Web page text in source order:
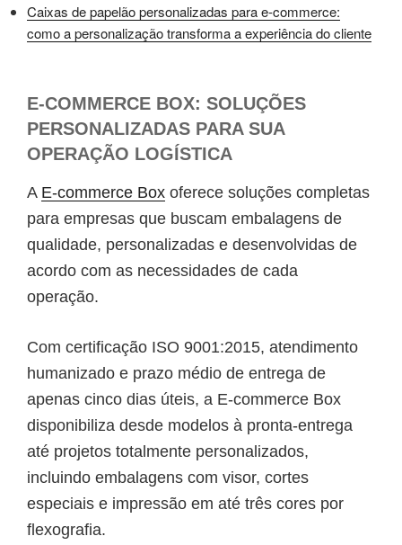
Caixas de papelão personalizadas para e-commerce:
como a personalização transforma a experiência do cliente
E-COMMERCE BOX: SOLUÇÕES
PERSONALIZADAS PARA SUA
OPERAÇÃO LOGÍSTICA
A E-commerce Box oferece soluções completas
para empresas que buscam embalagens de
qualidade, personalizadas e desenvolvidas de
acordo com as necessidades de cada
operação.
Com certificação ISO 9001:2015, atendimento
humanizado e prazo médio de entrega de
apenas cinco dias úteis, a E-commerce Box
disponibiliza desde modelos à pronta-entrega
até projetos totalmente personalizados,
incluindo embalagens com visor, cortes
especiais e impressão em até três cores por
flexografia.